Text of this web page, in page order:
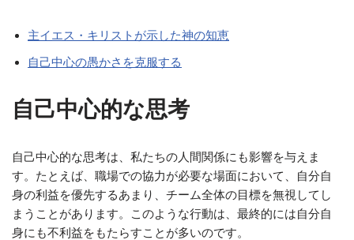
主イエス・キリストが示した神の知恵
自己中心の愚かさを克服する
自己中心的な思考
自己中心的な思考は、私たちの人間関係にも影響を与えま
す。たとえば、職場での協力が必要な場面において、自分自
身の利益を優先するあまり、チーム全体の目標を無視してし
まうことがあります。このような行動は、最終的には自分自
身にも不利益をもたらすことが多いのです。